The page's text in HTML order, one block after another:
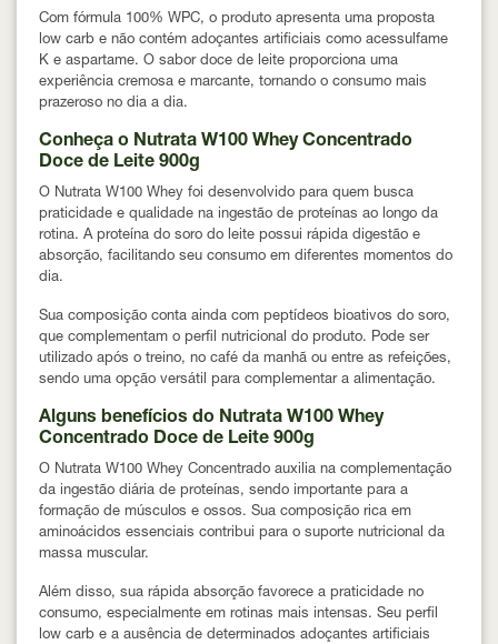
Com fórmula 100% WPC, o produto apresenta uma proposta
low carb e não contém adoçantes artificiais como acessulfame
K e aspartame. O sabor doce de leite proporciona uma
experiência cremosa e marcante, tornando o consumo mais
prazeroso no dia a dia.
Conheça o Nutrata W100 Whey Concentrado
Doce de Leite 900g
O Nutrata W100 Whey foi desenvolvido para quem busca
praticidade e qualidade na ingestão de proteínas ao longo da
rotina. A proteína do soro do leite possui rápida digestão e
absorção, facilitando seu consumo em diferentes momentos do
dia.
Sua composição conta ainda com peptídeos bioativos do soro,
que complementam o perfil nutricional do produto. Pode ser
utilizado após o treino, no café da manhã ou entre as refeições,
sendo uma opção versátil para complementar a alimentação.
Alguns benefícios do Nutrata W100 Whey
Concentrado Doce de Leite 900g
O Nutrata W100 Whey Concentrado auxilia na complementação
da ingestão diária de proteínas, sendo importante para a
formação de músculos e ossos. Sua composição rica em
aminoácidos essenciais contribui para o suporte nutricional da
massa muscular.
Além disso, sua rápida absorção favorece a praticidade no
consumo, especialmente em rotinas mais intensas. Seu perfil
low carb e a ausência de determinados adoçantes artificiais